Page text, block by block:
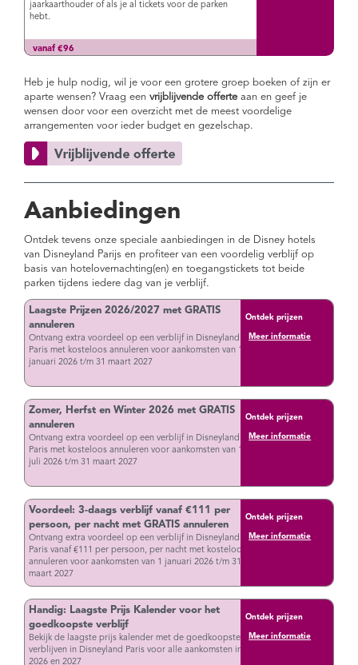
jaarkaarthouder of als je al tickets voor de parken
hebt.
vanaf €96
Heb je hulp nodig, wil je voor een grotere groep boeken of zijn er
aparte wensen? Vraag een vrijblijvende offerte aan en geef je
wensen door voor een overzicht met de meest voordelige
arrangementen voor ieder budget en gezelschap.
Aanbiedingen
Ontdek tevens onze speciale aanbiedingen in de Disney hotels
van Disneyland Parijs en profiteer van een voordelig verblijf op
basis van hotelovernachting(en) en toegangstickets tot beide
parken tijdens iedere dag van je verblijf.
Laagste Prijzen 2026/2027 met GRATIS
annuleren
Ontvang extra voordeel op een verblijf in Disneyland
Paris met kosteloos annuleren voor aankomsten van 1
januari 2026 t/m 31 maart 2027
Ontdek prijzen
Meer informatie
Zomer, Herfst en Winter 2026 met GRATIS
annuleren
Ontvang extra voordeel op een verblijf in Disneyland
Paris met kosteloos annuleren voor aankomsten van 1
juli 2026 t/m 31 maart 2027
Ontdek prijzen
Meer informatie
Voordeel: 3-daags verblijf vanaf €111 per
persoon, per nacht met GRATIS annuleren
Ontvang extra voordeel op een verblijf in Disneyland
Paris vanaf €111 per persoon, per nacht met kosteloos
annuleren voor aankomsten van 1 januari 2026 t/m 31
maart 2027
Ontdek prijzen
Meer informatie
Handig: Laagste Prijs Kalender voor het
goedkoopste verblijf
Bekijk de laagste prijs kalender met de goedkoopste
verblijven in Disneyland Paris voor alle aankomsten in
2026 en 2027
Ontdek prijzen
Meer informatie